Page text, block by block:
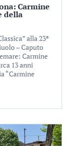
Carmine
della
alla 23ª
– Caputo
Carmine
13 anni
“Carmine